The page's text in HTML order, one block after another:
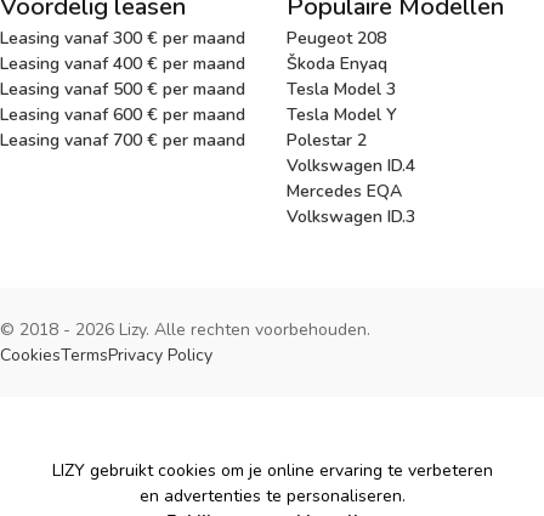
Voordelig leasen
Leasing vanaf 300 € per maand
Leasing vanaf 400 € per maand
Leasing vanaf 500 € per maand
Leasing vanaf 600 € per maand
Leasing vanaf 700 € per maand
Populaire Modellen
Peugeot 208
Škoda Enyaq
Tesla Model 3
Tesla Model Y
Polestar 2
Volkswagen ID.4
Mercedes EQA
Volkswagen ID.3
© 2018 - 2026 Lizy. Alle rechten voorbehouden.
CookiesTermsPrivacy Policy
Cookies
LIZY gebruikt cookies om je online ervaring te verbeteren
en advertenties te personaliseren.